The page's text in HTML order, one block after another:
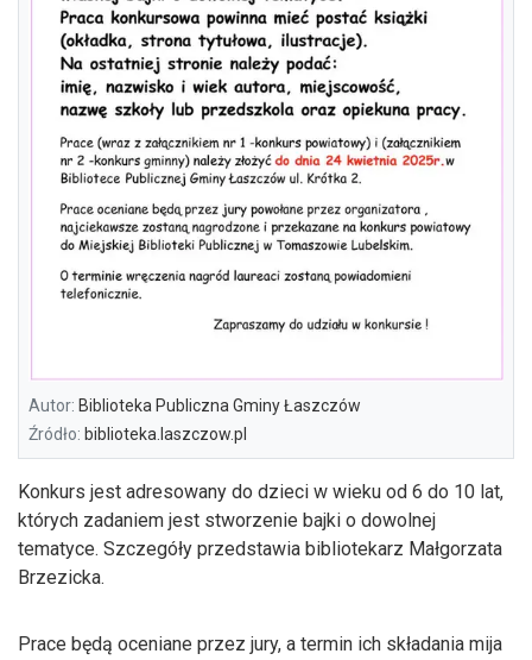
Autor: Biblioteka Publiczna Gminy Łaszczów
Źródło: biblioteka.laszczow.pl
Konkurs jest adresowany do dzieci w wieku od 6 do 10 lat,
których zadaniem jest stworzenie bajki o dowolnej
tematyce. Szczegóły przedstawia bibliotekarz Małgorzata
Brzezicka.
Prace będą oceniane przez jury, a termin ich składania mija